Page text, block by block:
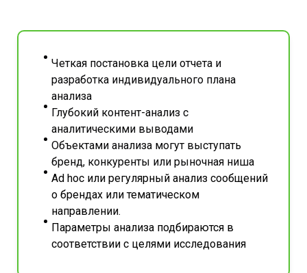
Четкая постановка цели отчета и
разработка индивидуального плана
анализа
Глубокий контент-анализ с
аналитическими выводами
Объектами анализа могут выступать
бренд, конкуренты или рыночная ниша
Ad hoc или регулярный анализ сообщений
о брендах или тематическом
направлении.
Параметры анализа подбираются в
соответствии с целями исследования